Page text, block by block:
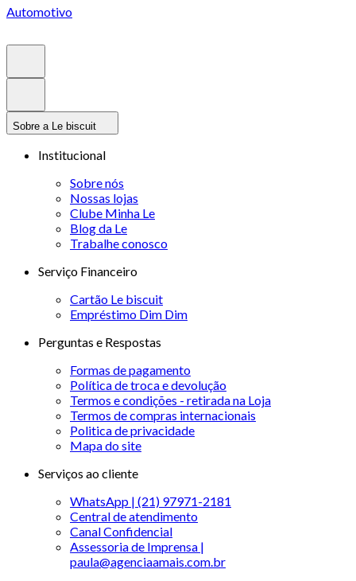
Automotivo
Sobre a Le biscuit
Institucional
Sobre nós
Nossas lojas
Clube Minha Le
Blog da Le
Trabalhe conosco
Serviço Financeiro
Cartão Le biscuit
Empréstimo Dim Dim
Perguntas e Respostas
Formas de pagamento
Política de troca e devolução
Termos e condições - retirada na Loja
Termos de compras internacionais
Politica de privacidade
Mapa do site
Serviços ao cliente
WhatsApp | (21) 97971-2181
Central de atendimento
Canal Confidencial
Assessoria de Imprensa |
paula@agenciaamais.com.br